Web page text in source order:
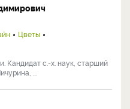
Цветы
Кандидат с.-х. наук, старший
...